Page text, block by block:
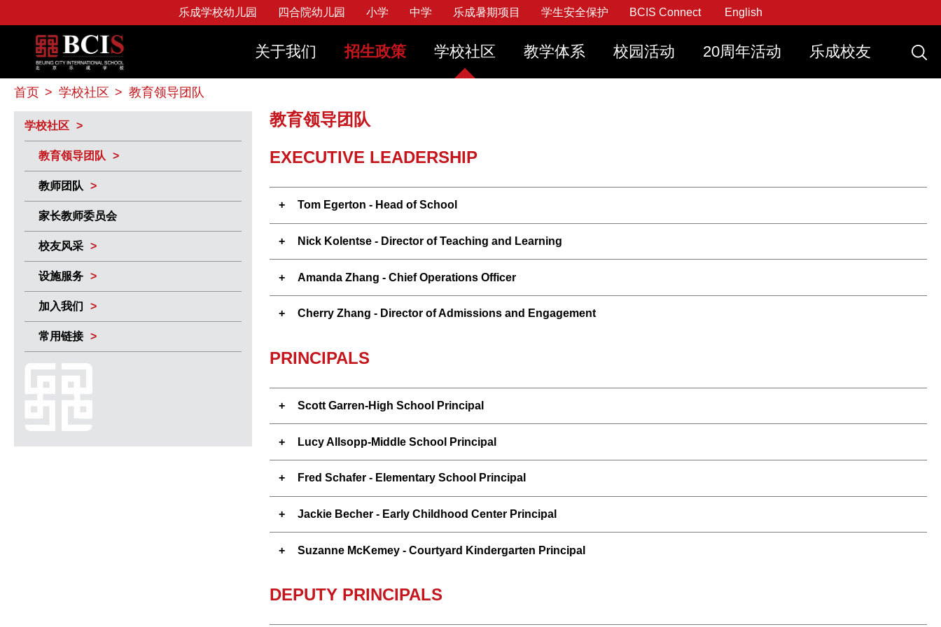
Beijing City International School
乐成学校幼儿园 四合院幼儿园 小学 中学 乐成暑期项目 学生安全保护 BCIS Connect English
关于我们
董事会
乐成教育
最新消息
学校日历
联系我们
招生政策
奖学金计划
苹果笔记本购买计划
学校社区
教育领导团队
校友风采
设施服务
教学体系
幼儿园
中学
大学申请指导
图书馆
线上、混合式和面对面课堂学
学生安全保护
投诉政策
校园活动 20周年活动 乐成校友
首页 > 学校社区 > 教育领导团队
学校社区
教育领导团队
教师团队
家长教师委员会
校友风采
设施服务
加入我们
常用链接
教育领导团队
EXECUTIVE LEADERSHIP
Tom Egerton - Head of School
Nick Kolentse - Director of Teaching and Learning
Amanda Zhang - Chief Operations Officer
Cherry Zhang - Director of Admissions and Engagement
PRINCIPALS
Scott Garren-High School Principal
Lucy Allsopp-Middle School Principal
Fred Schafer - Elementary School Principal
Jackie Becher - Early Childhood Center Principal
Suzanne McKemey - Courtyard Kindergarten Principal
DEPUTY PRINCIPALS